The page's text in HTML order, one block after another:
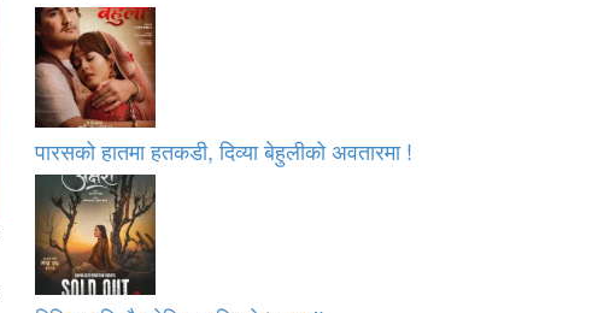
पारसको हातमा हतकडी, दिव्या बेहुलीको अवतारमा !